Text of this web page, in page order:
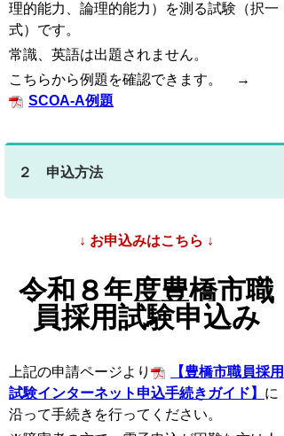
理的能力、論理的能力）を測る試験（択一
式）です。
常識、英語は出題されません。
こちらから例題を確認できます。 →
SCOA-A例題
２ 申込方法
↓ お申込みはこちら ↓
令和８年度豊橋市職
員採用試験申込み
上記の申請ページより
【豊橋市職員採用
試験インターネット申込手続きガイド】 に
沿って手続きを行ってください。